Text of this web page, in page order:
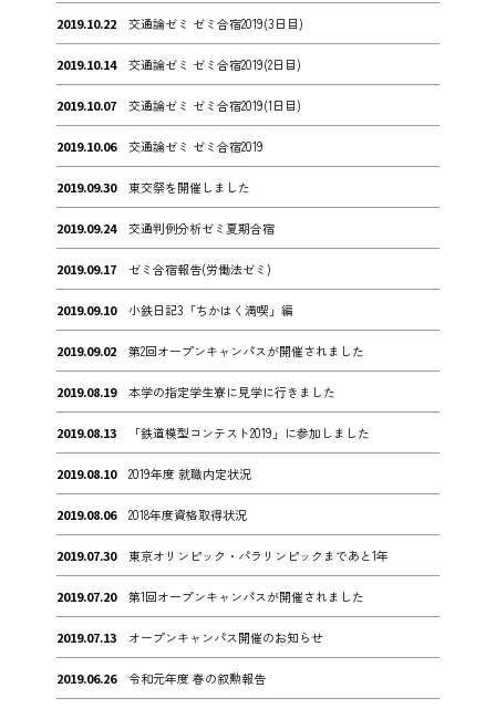
2019.10.22 交通論ゼミ ゼミ合宿2019(3日目)
2019.10.14 交通論ゼミ ゼミ合宿2019(2日目)
2019.10.07 交通論ゼミ ゼミ合宿2019(1日目)
2019.10.06 交通論ゼミ ゼミ合宿2019
2019.09.30 東交祭を開催しました
2019.09.24 交通判例分析ゼミ夏期合宿
2019.09.17 ゼミ合宿報告(労働法ゼミ)
2019.09.10 小鉄日記3「ちかはく満喫」編
2019.09.02 第2回オープンキャンパスが開催されました
2019.08.19 本学の指定学生寮に見学に行きました
2019.08.13 「鉄道模型コンテスト2019」に参加しました
2019.08.10 2019年度 就職内定状況
2019.08.06 2018年度資格取得状況
2019.07.30 東京オリンピック・パラリンピックまであと1年
2019.07.20 第1回オープンキャンパスが開催されました
2019.07.13 オープンキャンパス開催のお知らせ
2019.06.26 令和元年度 春の叙勲報告